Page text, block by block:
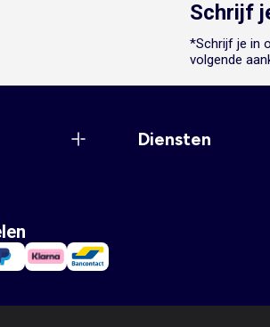
Schrijf
*Schrijf je in
volgende
Diensten